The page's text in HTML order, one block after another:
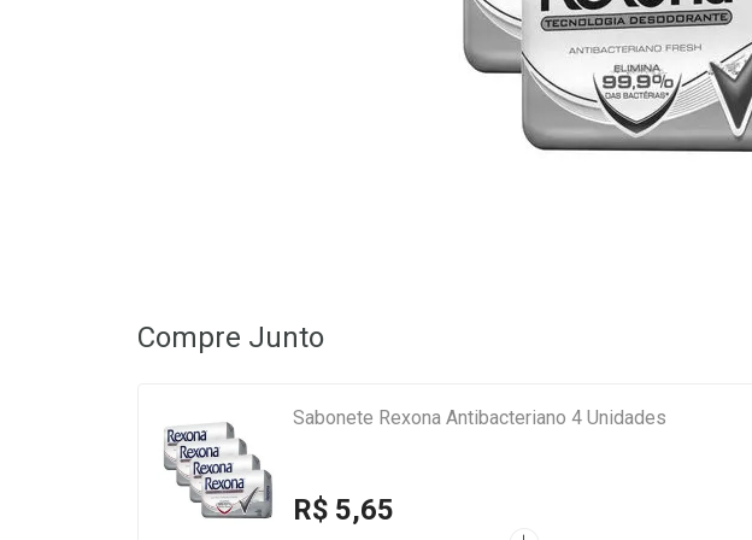
Compre Junto
Sabonete Rexona Antibacteriano 4 Unidades
R$ 5,65